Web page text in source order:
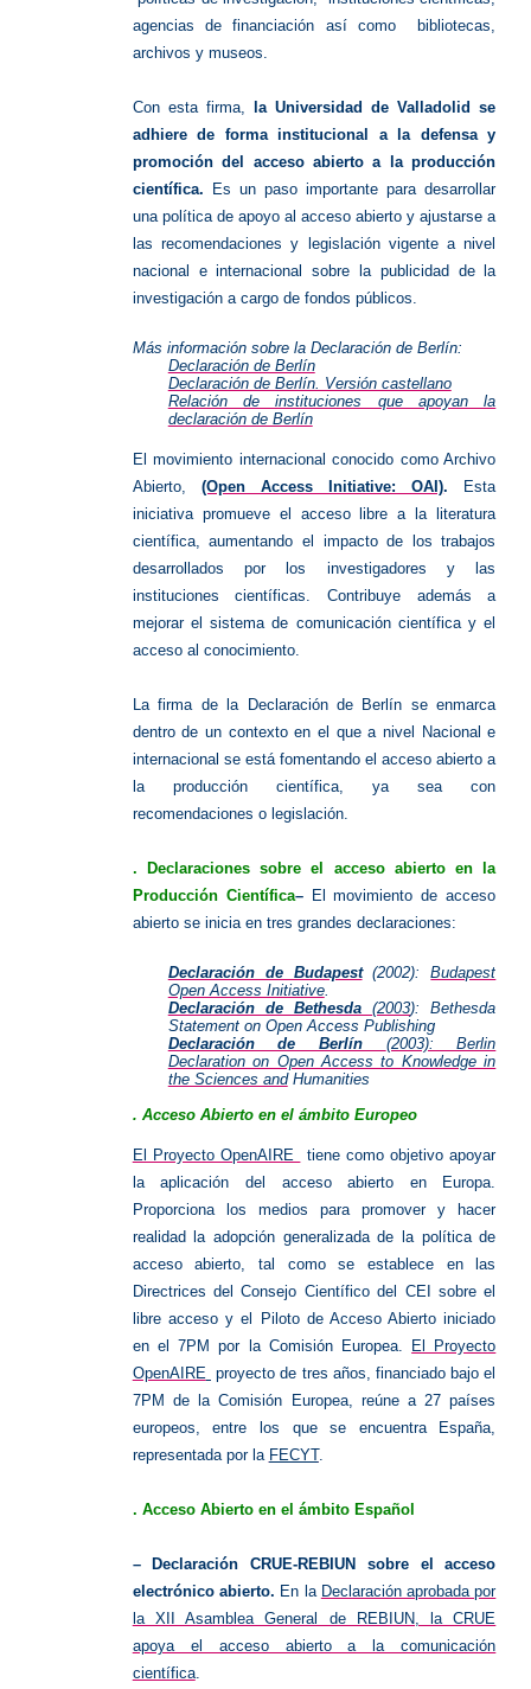
agencias de financiación así como bibliotecas,
archivos y museos.
Con esta firma,
la Universidad de Valladolid se
adhiere de forma institucional a la defensa y
promoción del acceso abierto a la producción
científica. Es un paso importante para desarrollar
una política de apoyo al acceso abierto y ajustarse a
las recomendaciones y legislación vigente a nivel
nacional e internacional sobre la publicidad de la
investigación a cargo de fondos públicos.
Más información sobre la Declaración de Berlín:
Declaración de Berlín
Declaración de Berlín. Versión castellano
Relación de instituciones que apoyan la
declaración de Berlín
El movimiento internacional conocido como Archivo
Abierto, (Open Access Initiative: OAI). Esta
iniciativa promueve el acceso libre a la literatura
científica, aumentando el impacto de los trabajos
desarrollados por los investigadores y las
instituciones científicas. Contribuye además a
mejorar el sistema de comunicación científica y el
acceso al conocimiento.
La firma de la Declaración de Berlín se enmarca
dentro de un contexto en el que a nivel Nacional e
internacional se está fomentando el acceso abierto a
la producción científica, ya sea con
recomendaciones o legislación.
. Declaraciones sobre el acceso abierto en la
Producción Científica– El movimiento de acceso
abierto se inicia en tres grandes declaraciones:
Declaración de Budapest (2002):
Budapest
Open Access Initiative.
Declaración de Bethesda(2003): Bethesda
Statement on Open Access Publishing
Declaración de Berlín (2003): Berlin
Declaration on Open Access to Knowledge in
the Sciences andHumanities
. Acceso Abierto en el ámbito Europeo
El Proyecto OpenAIRE
tiene como objetivo apoyar
la aplicación del acceso abierto en Europa.
Proporciona los medios para promover y hacer
realidad la adopción generalizada de la política de
acceso abierto, tal como se establece en las
Directrices del Consejo Científico del CEI sobre el
libre acceso y el Piloto de Acceso Abierto iniciado
en el 7PM por la Comisión Europea.
El Proyecto
OpenAIRE proyecto de tres años, financiado bajo el
7PM de la Comisión Europea, reúne a 27 países
europeos, entre los que se encuentra España,
representada por la FECYT.
. Acceso Abierto en el ámbito Español
– Declaración CRUE-REBIUN
sobre el acceso
electrónico abierto. En la Declaración aprobada por
la XII Asamblea General de REBIUN, la CRUE
apoya el acceso abierto a la comunicación
científica.